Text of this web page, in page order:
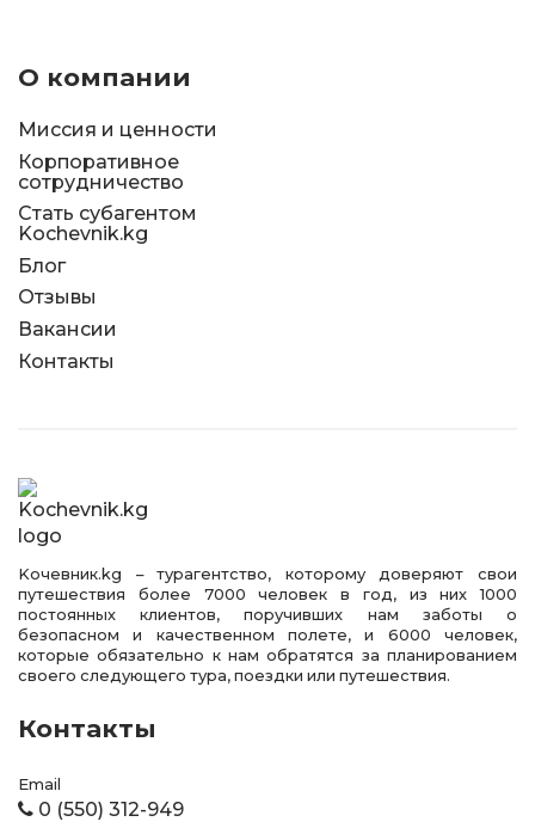
О компании
Миссия и ценности
Корпоративное
сотрудничество
Стать субагентом
Kochevnik.kg
Блог
Отзывы
Вакансии
Контакты
Kочевник.kg – турагентство, которому доверяют свои
путешествия более 7000 человек в год, из них 1000
постоянных клиентов, поручивших нам заботы о
безопасном и качественном полете, и 6000 человек,
которые обязательно к нам обратятся за планированием
своего следующего тура, поездки или путешествия.
Контакты
Email
0 (550) 312-949